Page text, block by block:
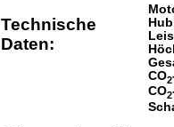
Technische
Daten:
CO2
CO2